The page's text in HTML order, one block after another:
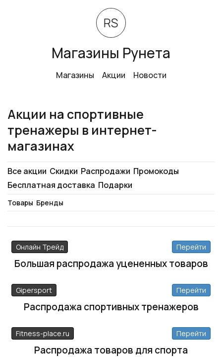
Магазины Рунета
Магазины Акции Новости
Акции на спортивные
тренажеры в интернет-
магазинах
Все акции Скидки Распродажи Промокоды
Бесплатная доставка Подарки
Товары Бренды
Онлайн Трейд Перейти
Большая распродажа уцененных товаров
Gipersport Перейти
Распродажа спортивных тренажеров
Fitness-place.ru Перейти
Распродажа товаров для спорта